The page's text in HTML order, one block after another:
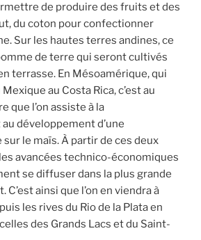
de produire des fruits et des
du coton pour confectionner
Sur les hautes terres andines, ce
de terre qui seront cultivés
terrasse. En Mésoamérique, qui
au Costa Rica, c’est au
que l’on assiste à la
développement d’une
le maïs. À partir de ces deux
avancées technico-économiques
se diffuser dans la plus grande
ainsi que l’on en viendra à
les rives du Rio de la Plata en
des Grands Lacs et du Saint-